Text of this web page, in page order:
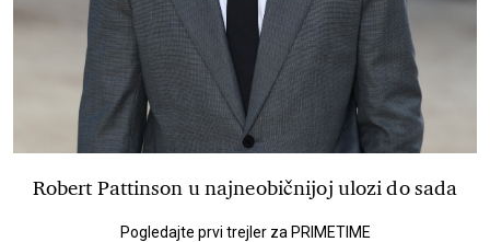
Robert Pattinson u najneobičnijoj ulozi do sada
Pogledajte prvi trejler za PRIMETIME